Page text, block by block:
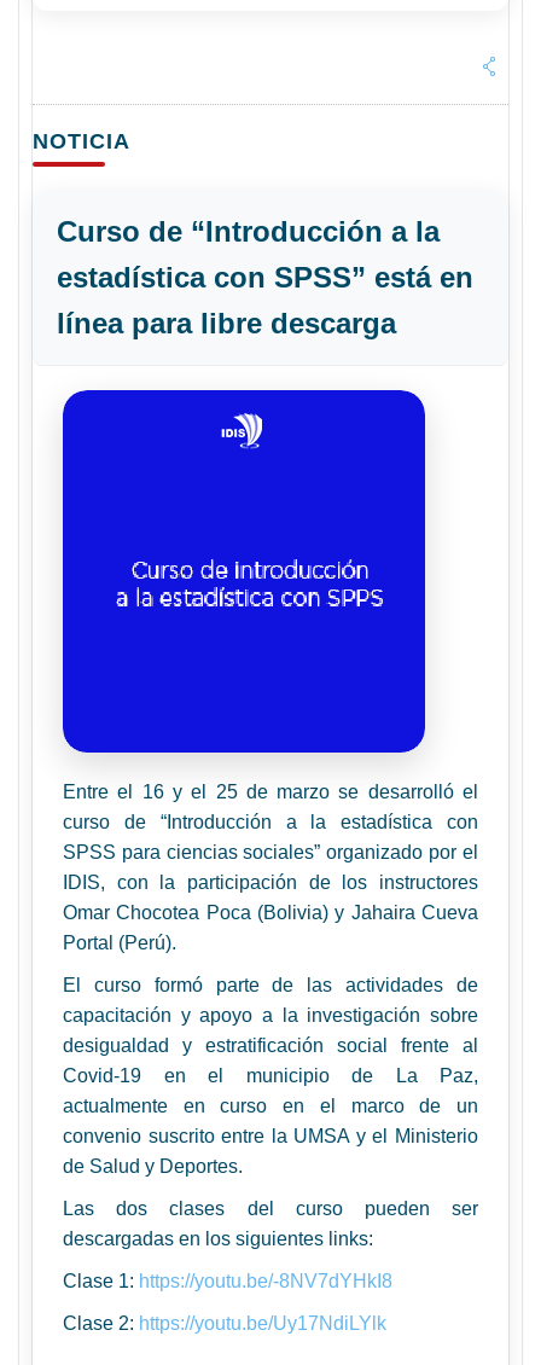
NOTICIA
Curso de “Introducción a la
estadística con SPSS” está en
línea para libre descarga
Entre el 16 y el 25 de marzo se desarrolló el
curso de “Introducción a la estadística con
SPSS para ciencias sociales” organizado por el
IDIS, con la participación de los instructores
Omar Chocotea Poca (Bolivia) y Jahaira Cueva
Portal (Perú).
El curso formó parte de las actividades de
capacitación y apoyo a la investigación sobre
desigualdad y estratificación social frente al
Covid-19 en el municipio de La Paz,
actualmente en curso en el marco de un
convenio suscrito entre la UMSA y el Ministerio
de Salud y Deportes.
Las dos clases del curso pueden ser
descargadas en los siguientes links:
Clase 1: https://youtu.be/-8NV7dYHkI8
Clase 2: https://youtu.be/Uy17NdiLYlk